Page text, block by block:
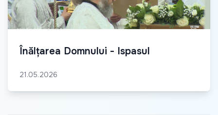
Înălțarea Domnului - Ispasul
21.05.2026